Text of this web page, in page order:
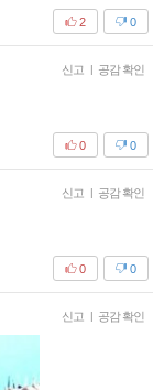
0
2
신고 | 공감 확인
0
0
신고 | 공감 확인
0
0
신고 | 공감 확인